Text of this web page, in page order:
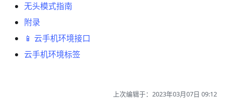
无头模式指南
附录
📱 云手机环境接口
云手机环境标签
上次编辑于：2023年03月07日 09:12